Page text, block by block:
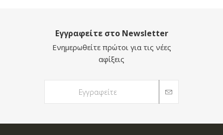
Εγγραφείτε στο Newsletter
Ενημερωθείτε πρώτοι για τις νέες
αφίξεις